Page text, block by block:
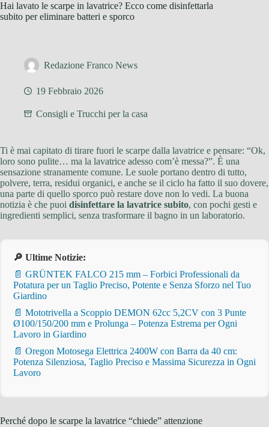
Hai lavato le scarpe in lavatrice? Ecco come disinfettarla
subito per eliminare batteri e sporco
Redazione Franco News
19 Febbraio 2026
Consigli e Trucchi per la casa
Ti è mai capitato di tirare fuori le scarpe dalla lavatrice e pensare: “Ok,
loro sono pulite… ma la lavatrice adesso com’è messa?”. È una
sensazione stranamente comune. Le suole portano dentro di tutto,
polvere, terra, residui organici, e anche se il ciclo ha fatto il suo dovere,
una parte di quello sporco può restare dove non lo vedi. La buona
notizia è che puoi disinfettare la lavatrice subito, con pochi gesti e
ingredienti semplici, senza trasformare il bagno in un laboratorio.
🔎 Ultime Notizie:
📄 GRÜNTEK FALCO 215 mm – Forbici Professionali da
Potatura per un Taglio Preciso, Potente e Senza Sforzo nel Tuo
Giardino
📄 Mototrivella a Scoppio DEMON 62cc 5,2CV con 3 Punte
Ø100/150/200 mm e Prolunga – Potenza Estrema per Ogni
Lavoro in Giardino
📄 Oregon Motosega Elettrica 2400W con Barra da 40 cm:
Potenza Silenziosa, Taglio Preciso e Massima Sicurezza in Ogni
Lavoro
Perché dopo le scarpe la lavatrice “chiede” attenzione